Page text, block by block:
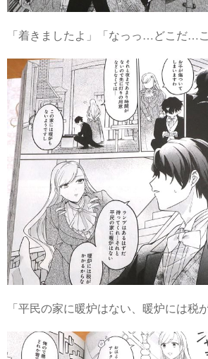
「着きましたよ」「なっっ…どこだ…
「平民の家に暖炉はない、暖炉には税